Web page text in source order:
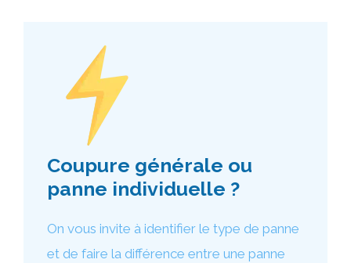
Coupure générale ou
panne individuelle ?
On vous invite à identifier le type de panne
et de faire la différence entre une panne